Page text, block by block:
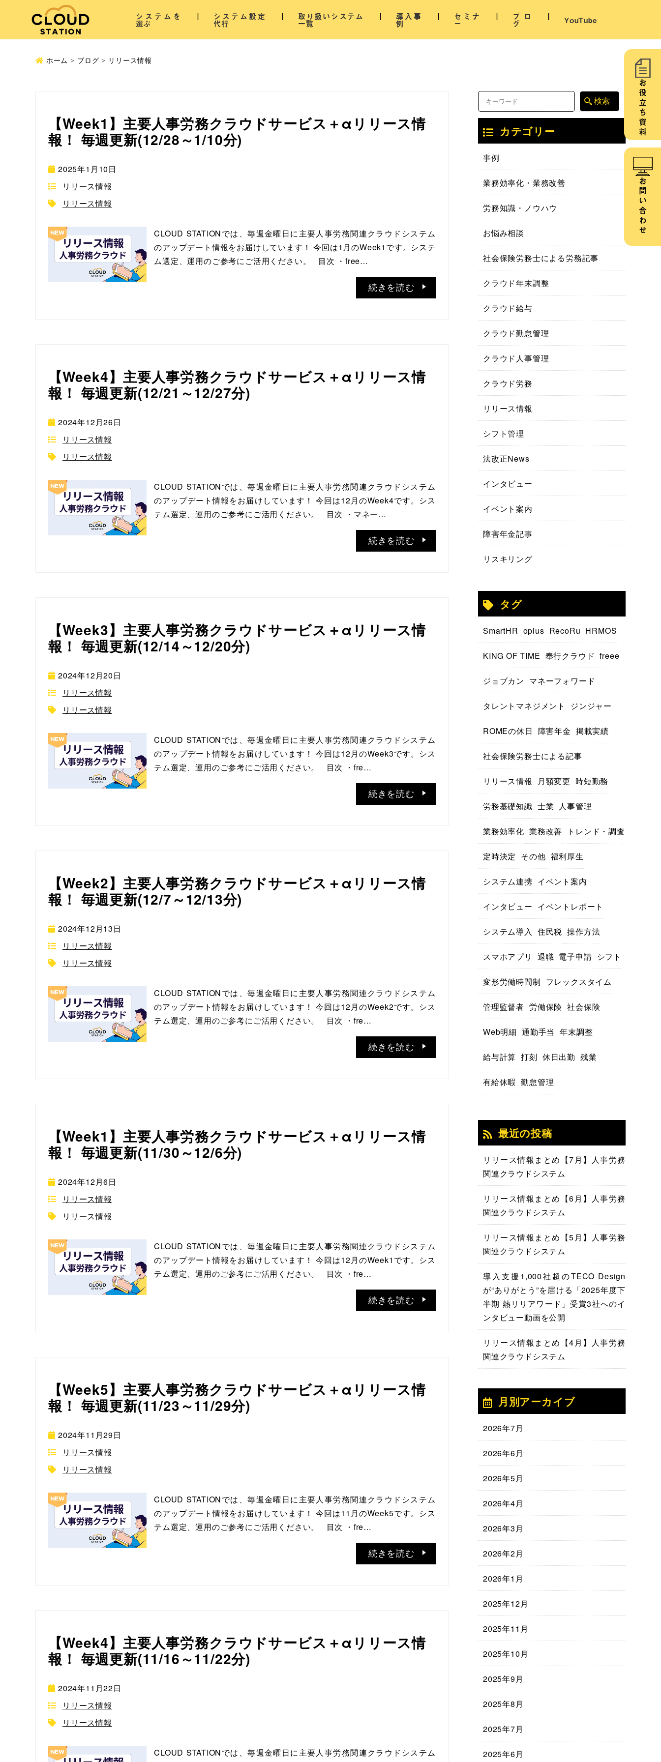
システムを
選ぶ
システム設定
代行
取り扱いシステム
一覧
導入事
例
セミナ
ー
ブロ
グ YouTube
お役立ち資料
お問い合わせ
ホーム ブログ リリース情報
【Week1】主要人事労務クラウドサービス＋αリリース情
報！ 毎週更新(12/28～1/10分)
2025年1月10日
リリース情報
リリース情報
CLOUD STATIONでは、毎週金曜日に主要人事労務関連クラウドシステム
のアップデート情報をお届けしています！ 今回は1月のWeek1です。システ
ム選定、運用のご参考にご活用ください。 目次 ・free…
続きを読む
【Week4】主要人事労務クラウドサービス＋αリリース情
報！ 毎週更新(12/21～12/27分)
2024年12月26日
リリース情報
リリース情報
CLOUD STATIONでは、毎週金曜日に主要人事労務関連クラウドシステム
のアップデート情報をお届けしています！ 今回は12月のWeek4です。シス
テム選定、運用のご参考にご活用ください。 目次 ・マネー…
続きを読む
【Week3】主要人事労務クラウドサービス＋αリリース情
報！ 毎週更新(12/14～12/20分)
2024年12月20日
リリース情報
リリース情報
CLOUD STATIONでは、毎週金曜日に主要人事労務関連クラウドシステム
のアップデート情報をお届けしています！ 今回は12月のWeek3です。シス
テム選定、運用のご参考にご活用ください。 目次 ・fre…
続きを読む
【Week2】主要人事労務クラウドサービス＋αリリース情
報！ 毎週更新(12/7～12/13分)
2024年12月13日
リリース情報
リリース情報
CLOUD STATIONでは、毎週金曜日に主要人事労務関連クラウドシステム
のアップデート情報をお届けしています！ 今回は12月のWeek2です。シス
テム選定、運用のご参考にご活用ください。 目次 ・fre…
続きを読む
【Week1】主要人事労務クラウドサービス＋αリリース情
報！ 毎週更新(11/30～12/6分)
2024年12月6日
リリース情報
リリース情報
CLOUD STATIONでは、毎週金曜日に主要人事労務関連クラウドシステム
のアップデート情報をお届けしています！ 今回は12月のWeek1です。シス
テム選定、運用のご参考にご活用ください。 目次 ・fre…
続きを読む
【Week5】主要人事労務クラウドサービス＋αリリース情
報！ 毎週更新(11/23～11/29分)
2024年11月29日
リリース情報
リリース情報
CLOUD STATIONでは、毎週金曜日に主要人事労務関連クラウドシステム
のアップデート情報をお届けしています！ 今回は11月のWeek5です。シス
テム選定、運用のご参考にご活用ください。 目次 ・fre…
続きを読む
【Week4】主要人事労務クラウドサービス＋αリリース情
報！ 毎週更新(11/16～11/22分)
2024年11月22日
リリース情報
リリース情報
CLOUD STATIONでは、毎週金曜日に主要人事労務関連クラウドシステム
カテゴリー
事例
業務効率化・業務改善
労務知識・ノウハウ
お悩み相談
社会保険労務士による労務記事
クラウド年末調整
クラウド給与
クラウド勤怠管理
クラウド人事管理
クラウド労務
リリース情報
シフト管理
法改正News
インタビュー
イベント案内
障害年金記事
リスキリング
タグ
SmartHR oplus RecoRu HRMOS
KING OF TIME 奉行クラウド freee
ジョブカン マネーフォワード
タレントマネジメント ジンジャー
ROMEの休日 障害年金 掲載実績
社会保険労務士による記事
リリース情報 月額変更 時短勤務
労務基礎知識 士業 人事管理
業務効率化 業務改善 トレンド・調査
定時決定 その他 福利厚生
システム連携 イベント案内
インタビュー イベントレポート
システム導入 住民税 操作方法
スマホアプリ 退職 電子申請 シフト
変形労働時間制 フレックスタイム
管理監督者 労働保険 社会保険
Web明細 通勤手当 年末調整
給与計算 打刻 休日出勤 残業
有給休暇 勤怠管理
最近の投稿
リリース情報まとめ【7月】人事労務
関連クラウドシステム
リリース情報まとめ【6月】人事労務
関連クラウドシステム
リリース情報まとめ【5月】人事労務
関連クラウドシステム
導入支援1,000社超のTECO Design
が“ありがとう”を届ける「2025年度下
半期 熱リリアワード」受賞3社へのイ
ンタビュー動画を公開
リリース情報まとめ【4月】人事労務
関連クラウドシステム
月別アーカイブ
2026年7月
2026年6月
2026年5月
2026年4月
2026年3月
2026年2月
2026年1月
2025年12月
2025年11月
2025年10月
2025年9月
2025年8月
2025年7月
2025年6月